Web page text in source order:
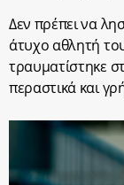
Δεν πρέπει να
άτυχο αθλητή
τραυματίστηκε
περαστικά και